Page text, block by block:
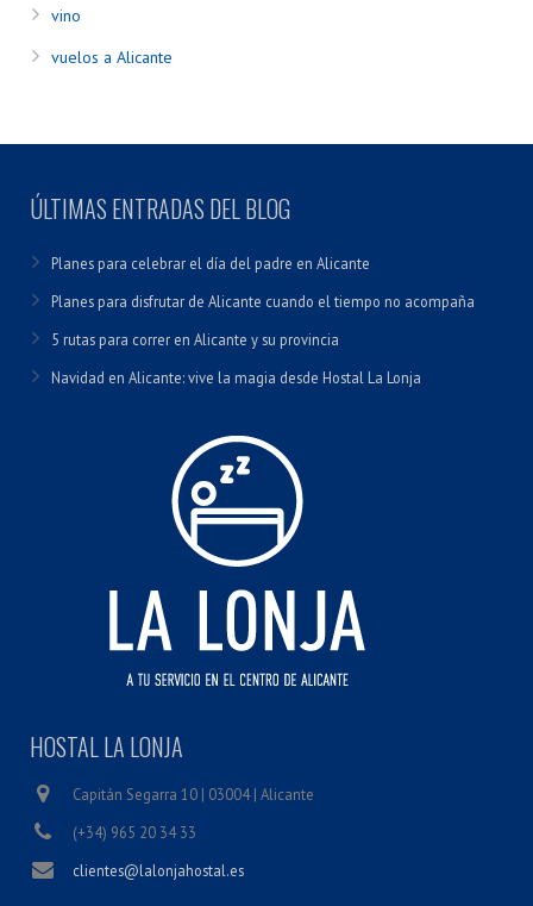
vino
vuelos a Alicante
ÚLTIMAS ENTRADAS DEL BLOG
Planes para celebrar el día del padre en Alicante
Planes para disfrutar de Alicante cuando el tiempo no acompaña
5 rutas para correr en Alicante y su provincia
Navidad en Alicante: vive la magia desde Hostal La Lonja
HOSTAL LA LONJA
Capitán Segarra 10 | 03004 | Alicante
(+34) 965 20 34 33
clientes@lalonjahostal.es